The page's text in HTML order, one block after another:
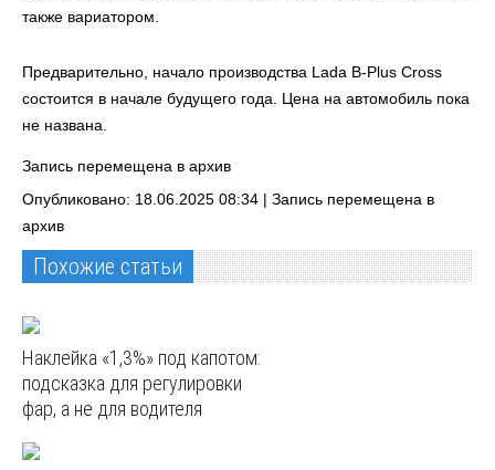
также вариатором.
Предварительно, начало производства Lada B-Plus Cross
состоится в начале будущего года. Цена на автомобиль пока
не названа.
Запись перемещена в архив
Опубликовано: 18.06.2025 08:34 | Запись перемещена в
архив
Похожие статьи
Наклейка «1,3%» под капотом:
подсказка для регулировки
фар, а не для водителя